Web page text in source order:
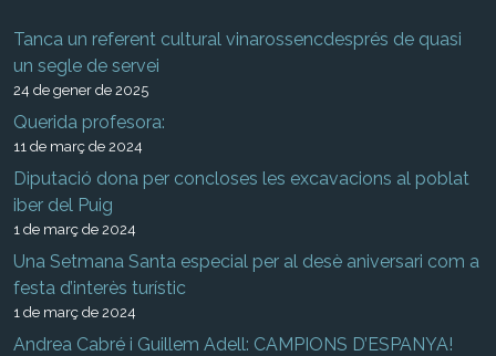
Tanca un referent cultural vinarossencdesprés de quasi
un segle de servei
24 de gener de 2025
Querida profesora:
11 de març de 2024
Diputació dona per concloses les excavacions al poblat
iber del Puig
1 de març de 2024
Una Setmana Santa especial per al desè aniversari com a
festa d’interès turístic
1 de març de 2024
Andrea Cabré i Guillem Adell: CAMPIONS D’ESPANYA!